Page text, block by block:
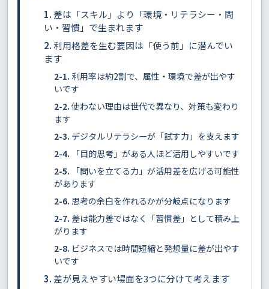
差は「スキル」より「環境・リテラシー・問
い・習慣」で生まれます
利用格差を生む要因は「使う前」に潜んでい
ます
利用率は約2割で、属性・環境で差が出やす
いです
使わない理由は世代で異なり、対策も変わり
ます
デジタルリテラシーが「試す力」を支えます
「目的思考」がある人ほど活用しやすいです
「問いを立てる力」が活用差を広げる可能性
があります
思考の余白を作れるかが分岐点になります
差は能力差ではなく「習慣差」として積み上
がります
ビジネスでは時間短縮と発想量に差が出やす
いです
差が見えやすい場面を3つに分けて考えます